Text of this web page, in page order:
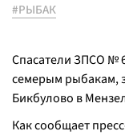
#РЫБАК
Спасатели ЗПСО №
семерым рыбакам,
Бикбулово в
Как сообщает